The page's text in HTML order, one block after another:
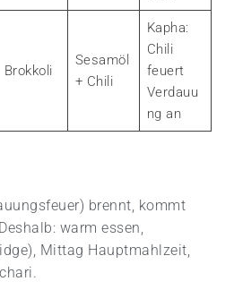
Brokkoli
Sesamöl
+ Chili
Kapha:
Chili
feuert
Verdauu
ng an
brennt, kommt
warm essen,
Mittag Haupt­mahlzeit,